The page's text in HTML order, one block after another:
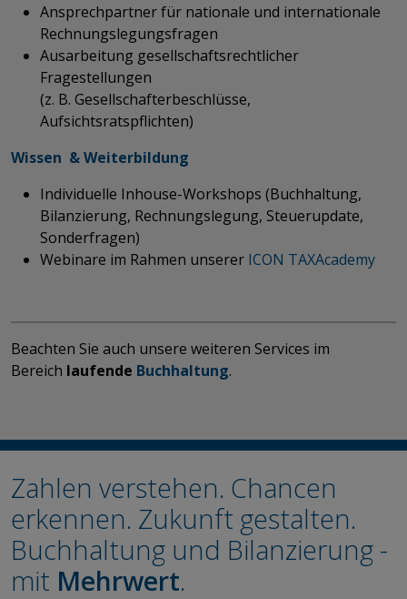
Ansprechpartner für nationale und internationale
Rechnungslegungsfragen
Ausarbeitung gesellschaftsrechtlicher
Fragestellungen
(z. B. Gesellschafterbeschlüsse,
Aufsichtsratspflichten)
Wissen & Weiterbildung
Individuelle Inhouse-Workshops (Buchhaltung,
Bilanzierung, Rechnungslegung, Steuerupdate,
Sonderfragen)
Webinare im Rahmen unserer ICON TAXAcademy
Beachten Sie auch unsere weiteren Services im
Bereich laufende Buchhaltung.
Zahlen verstehen. Chancen
erkennen. ​​​​​​​Zukunft gestalten.
Buchhaltung und Bilanzierung -
mit Mehrwert.